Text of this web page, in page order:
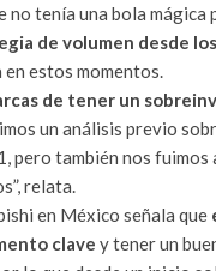
no tenía una bola
de volumen desde
estos momentos.
de tener un
un análisis previo
pero también nos
relata.
en México señala que
clave y tener un